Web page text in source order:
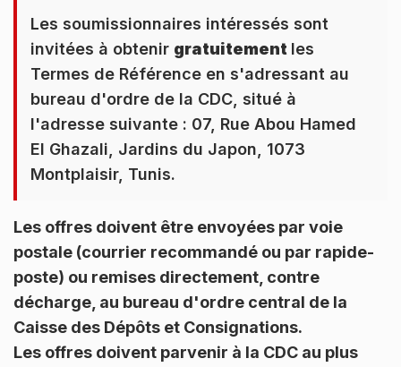
Les soumissionnaires intéressés sont
invitées à obtenir gratuitement les
Termes de Référence en s'adressant au
bureau d'ordre de la CDC, situé à
l'adresse suivante : 07, Rue Abou Hamed
El Ghazali, Jardins du Japon, 1073
Montplaisir, Tunis.
Les offres doivent être envoyées par voie
postale (courrier recommandé ou par rapide-
poste) ou remises directement, contre
décharge, au bureau d'ordre central de la
Caisse des Dépôts et Consignations.
Les offres doivent parvenir à la CDC au plus